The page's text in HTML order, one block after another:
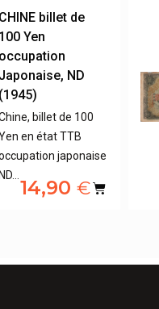
CHINE billet de
100 Yen
occupation
Japonaise, ND
(1945)
billet de 100
en état TTB
japonaise
ND…
14,90 €